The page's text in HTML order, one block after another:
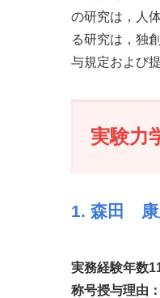
の研究は，人
る研究は，独
与規定および
実験力
1. 森田 康
実務経験年数
称号授与理由：